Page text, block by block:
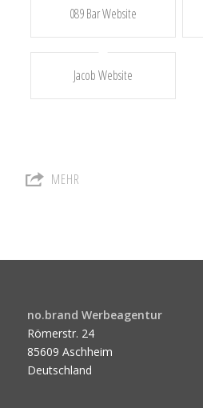
089 Bar Website
Jacob Website
MEHR
no.brand Werbeagentur
Römerstr. 24
85609 Aschheim
Deutschland